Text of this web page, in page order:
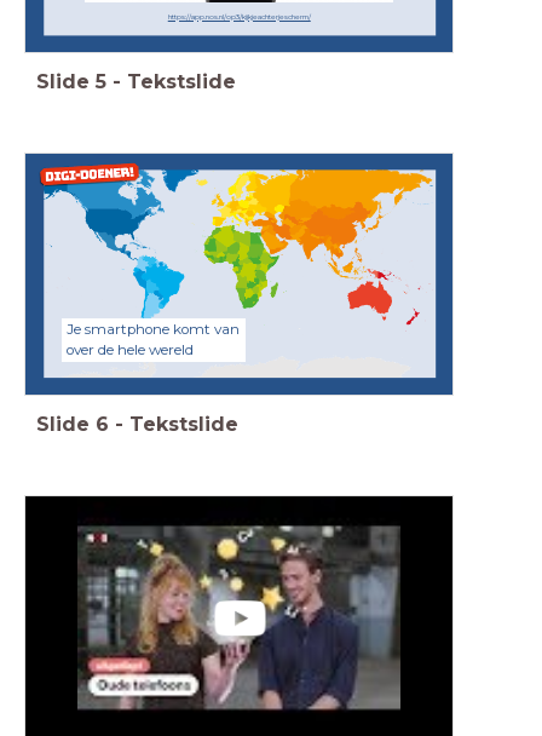
https://app.nos.nl/op3/kijkjeachterjescherm/
Slide 5 - Tekstslide
Je smartphone komt van
over de hele wereld
Slide 6 - Tekstslide